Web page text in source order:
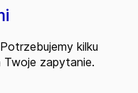
kilku
zapytanie.